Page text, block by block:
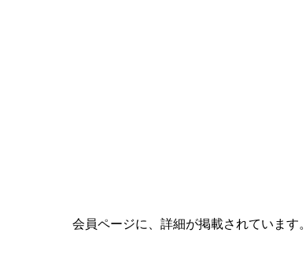
会員ページに、詳細が掲載されています。